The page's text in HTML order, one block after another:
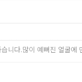
니다.많이 예뻐진 얼굴